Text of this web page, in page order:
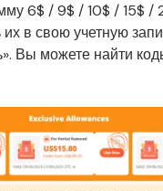
6$ / 9$ / 10$ / 15$ /
в свою учетную
Вы можете найти